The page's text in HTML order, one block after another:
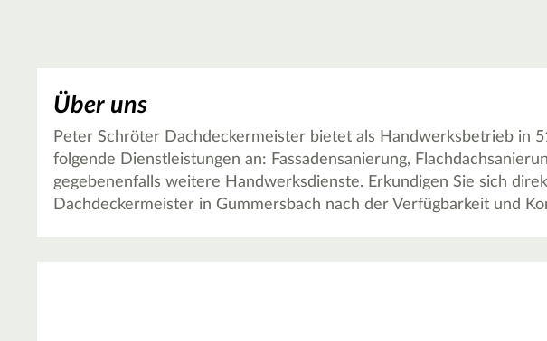
Über uns
Peter Schröter Dachdeckermeister bietet als Handwerksbetrieb in
folgende Dienstleistungen an: Fassadensanierung,
gegebenenfalls weitere Handwerksdienste. Erkundigen Sie sich
Dachdeckermeister in Gummersbach nach der Verfügbarkeit und